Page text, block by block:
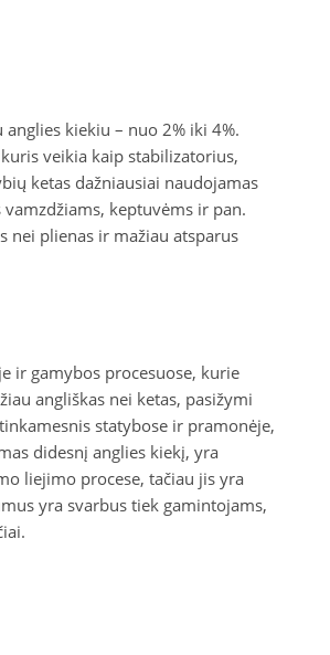
kiekiu – nuo 2% iki 4%.
veikia kaip stabilizatorius,
ketas dažniausiai naudojamas
keptuvėms ir pan.
nei plienas ir mažiau atsparus
ir gamybos procesuose, kurie
angliškas nei ketas, pasižymi
statybose ir pramonėje,
didesnį anglies kiekį, yra
liejimo procese, tačiau jis yra
yra svarbus tiek gamintojams,